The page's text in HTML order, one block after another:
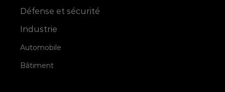
Défense et sécurité
Industrie
Automobile
Bâtiment